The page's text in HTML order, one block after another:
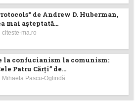
de Andrew D. Huberman,
mai așteptată...
citeste-ma.ro
la confucianism la comunism:
Patru Cărți” de...
Mihaela Pascu-Oglindă